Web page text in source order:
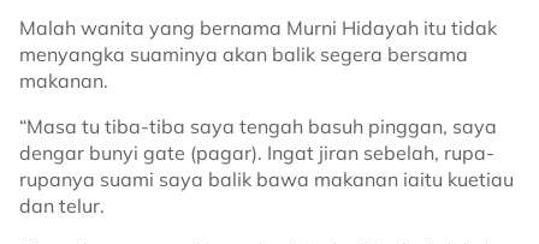
Malah wanita yang bernama Murni Hidayah itu tidak
menyangka suaminya akan balik segera bersama
makanan.
“Masa tu tiba-tiba saya tengah basuh pinggan, saya
dengar bunyi gate (pagar). Ingat jiran sebelah, rupa-
rupanya suami saya balik bawa makanan iaitu kuetiau
dan telur.